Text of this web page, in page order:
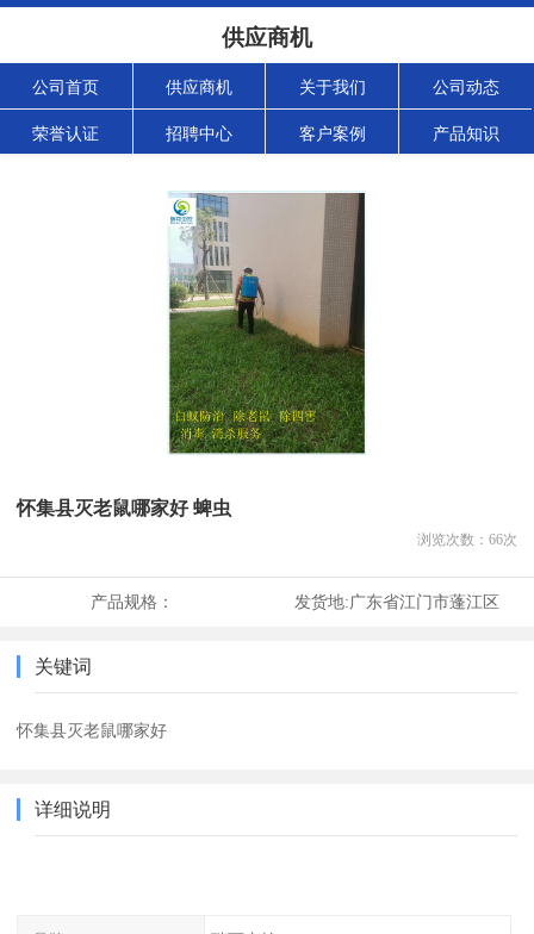
供应商机
公司首页 供应商机 关于我们 公司动态
荣誉认证 招聘中心 客户案例 产品知识
怀集县灭老鼠哪家好 蜱虫
浏览次数： 66次
产品规格： 发货地:广东省江门市蓬江区
关键词
怀集县灭老鼠哪家好
详细说明